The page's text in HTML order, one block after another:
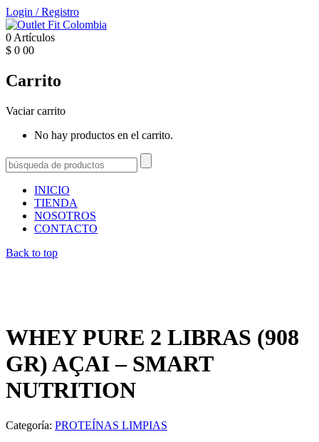
Login /Registro
0 Artículos
$ 0 00
Carrito
Vaciar carrito
No hay productos en el carrito.
INICIO
TIENDA
NOSOTROS
CONTACTO
Back to top
WHEY PURE 2 LIBRAS (908
GR) AÇAI – SMART
NUTRITION
Categoría: PROTEÍNAS LIMPIAS